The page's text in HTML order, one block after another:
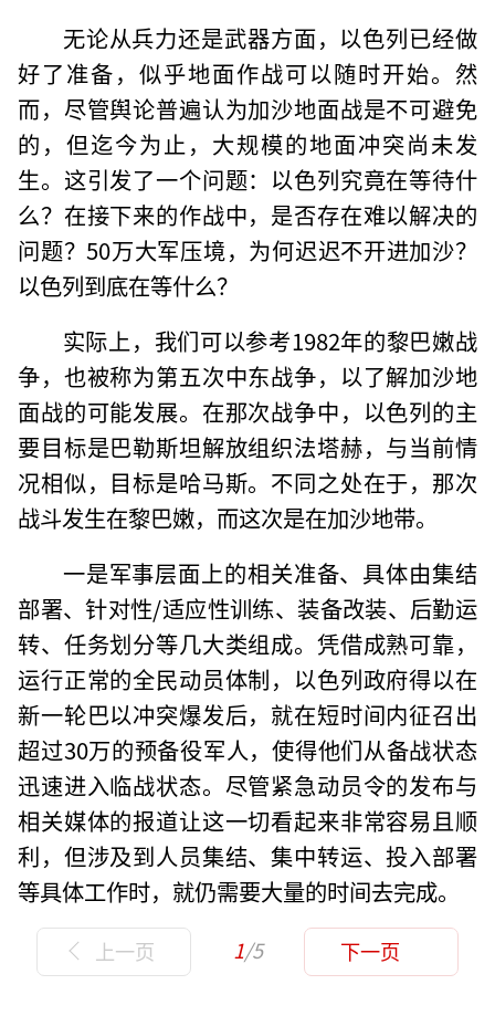
无论从兵力还是武器方面，以色列已经做
好了准备，似乎地面作战可以随时开始。然
而，尽管舆论普遍认为加沙地面战是不可避免
的，但迄今为止，大规模的地面冲突尚未发
生。这引发了一个问题：以色列究竟在等待什
么？在接下来的作战中，是否存在难以解决的
问题？50万大军压境，为何迟迟不开进加沙？
以色列到底在等什么？
实际上，我们可以参考1982年的黎巴嫩战
争，也被称为第五次中东战争，以了解加沙地
面战的可能发展。在那次战争中，以色列的主
要目标是巴勒斯坦解放组织法塔赫，与当前情
况相似，目标是哈马斯。不同之处在于，那次
战斗发生在黎巴嫩，而这次是在加沙地带。
一是军事层面上的相关准备、具体由集结
部署、针对性/适应性训练、装备改装、后勤运
转、任务划分等几大类组成。凭借成熟可靠，
运行正常的全民动员体制，以色列政府得以在
新一轮巴以冲突爆发后，就在短时间内征召出
超过30万的预备役军人，使得他们从备战状态
迅速进入临战状态。尽管紧急动员令的发布与
相关媒体的报道让这一切看起来非常容易且顺
利，但涉及到人员集结、集中转运、投入部署
等具体工作时，就仍需要大量的时间去完成。
上一页 1/5 下一页